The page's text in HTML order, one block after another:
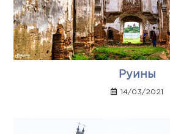
Руины
14/03/2021